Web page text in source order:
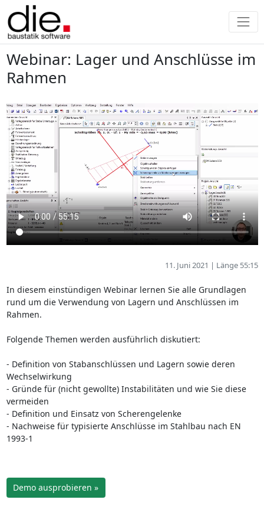
Webinar: Lager und Anschlüsse im
Rahmen
11. Juni 2021 | Länge 55:15
In diesem einstündigen Webinar lernen Sie alle Grundlagen
rund um die Verwendung von Lagern und Anschlüssen im
Rahmen.
Folgende Themen werden ausführlich diskutiert:
- Definition von Stabanschlüssen und Lagern sowie deren
Wechselwirkung
- Gründe für (nicht gewollte) Instabilitäten und wie Sie diese
vermeiden
- Definition und Einsatz von Scherengelenke
- Nachweise für typisierte Anschlüsse im Stahlbau nach EN
1993-1
Demo ausprobieren »